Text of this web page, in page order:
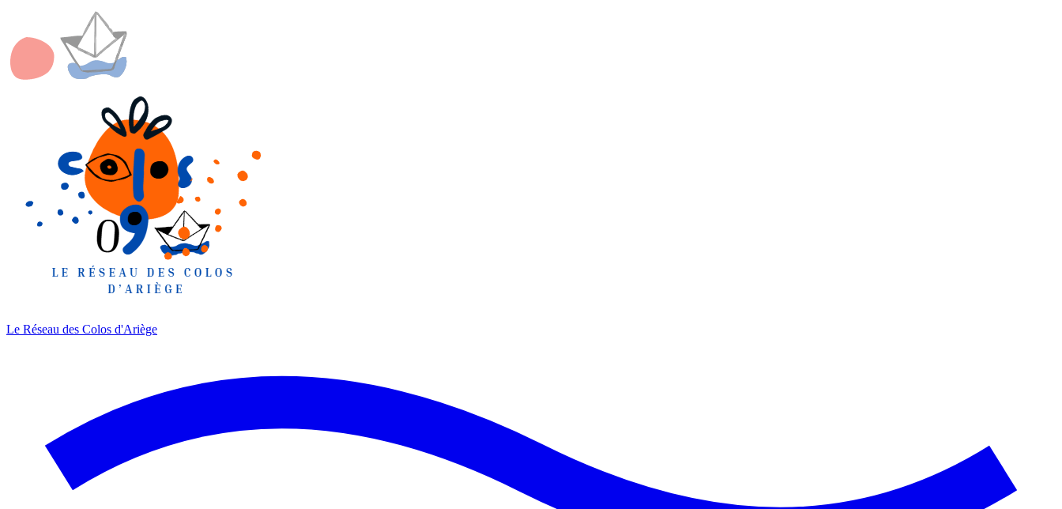
Le Réseau des Colos d'Ariège